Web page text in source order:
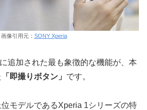
画像引用元： SONY Xperia
追加された最も象徴的な機能が、本
「即撮りボタン」 です。
モデルであるXperia 1シリーズの特